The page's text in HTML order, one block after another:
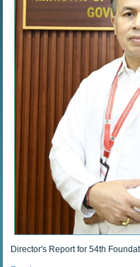
Director's Report for 54th